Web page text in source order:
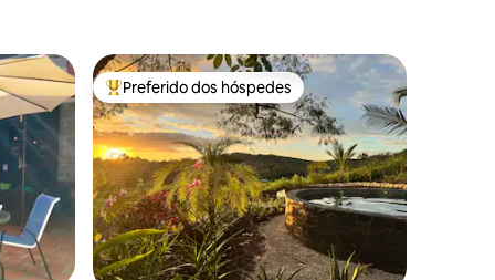
hóspedes Entre os melhores preferidos dos hóspedes
Preferido dos hóspedes